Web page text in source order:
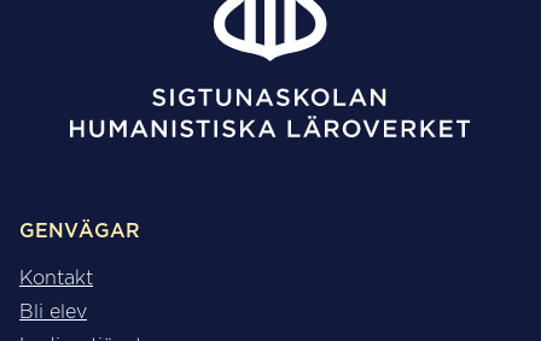
GENVÄGAR
Kontakt
Bli elev